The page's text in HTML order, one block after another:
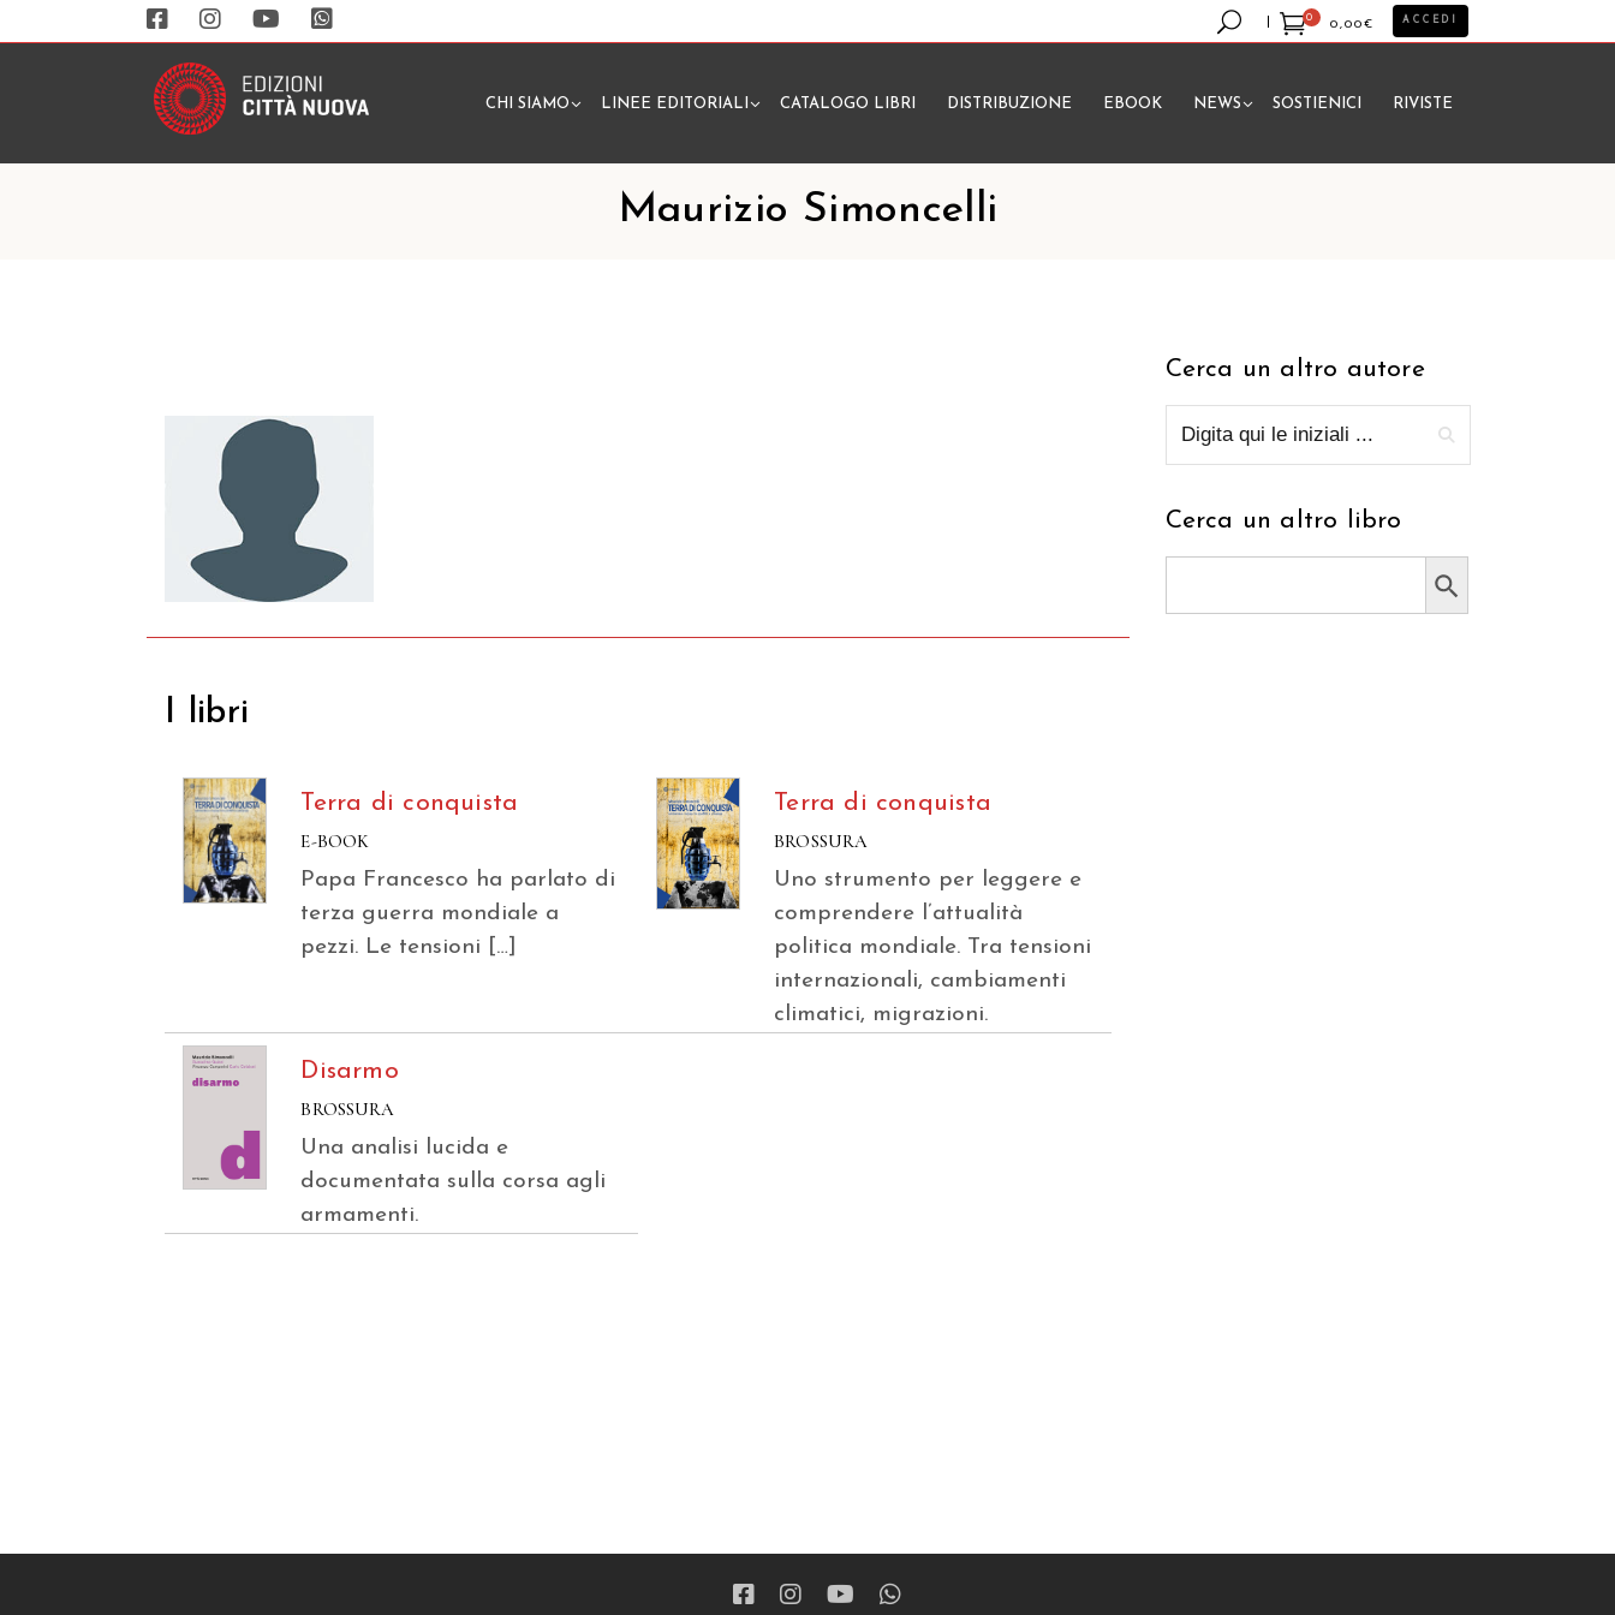
0
0,00€
Nessun prodotto nel carrello.
ACCEDI
CHI SIAMO LINEE EDITORIALI CATALOGO LIBRI DISTRIBUZIONE EBOOK NEWS SOSTIENICI RIVISTE
Maurizio Simoncelli
I libri
Terra di conquista
E-BOOK
Papa Francesco ha parlato di
terza guerra mondiale a
pezzi. Le tensioni […]
Terra di conquista
BROSSURA
Uno strumento per leggere e
comprendere l’attualità
politica mondiale. Tra tensioni
internazionali, cambiamenti
climatici, migrazioni.
Disarmo
BROSSURA
Una analisi lucida e
documentata sulla corsa agli
armamenti.
Cerca un altro autore
Cerca un altro libro
Search Button